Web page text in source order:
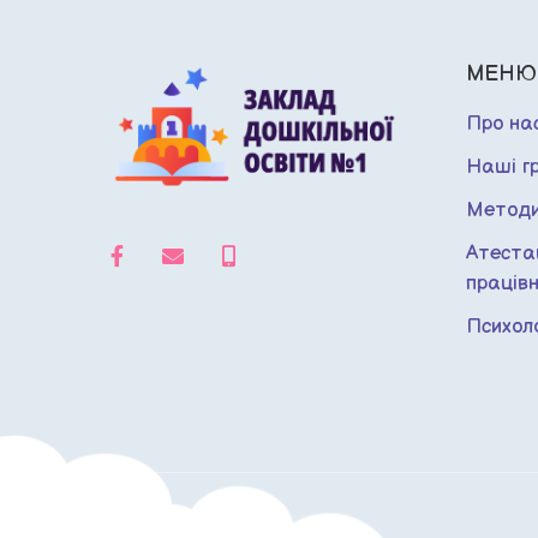
МЕНЮ
Про
Наші